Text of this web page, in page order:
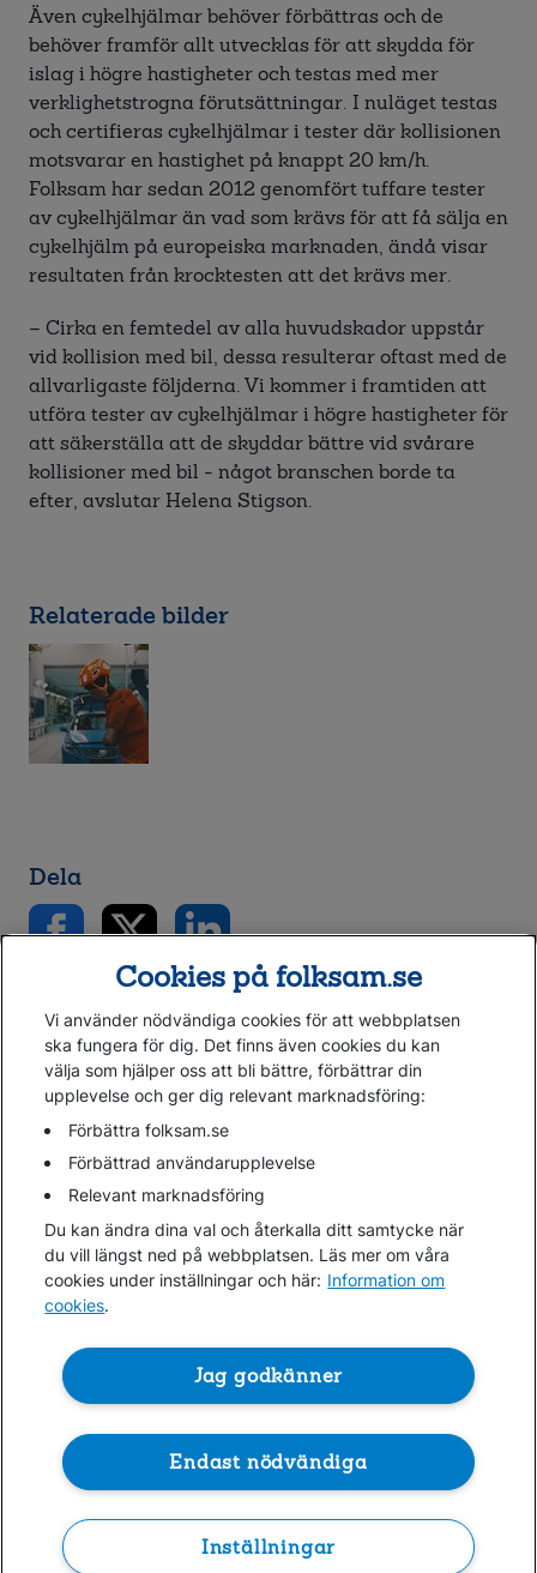
Även cykelhjälmar behöver förbättras och de
behöver framför allt utvecklas för att skydda för
islag i högre hastigheter och testas med mer
verklighetstrogna förutsättningar. I nuläget testas
och certifieras cykelhjälmar i tester där kollisionen
motsvarar en hastighet på knappt 20 km/h.
Folksam har sedan 2012 genomfört tuffare tester
av cykelhjälmar än vad som krävs för att få sälja en
cykelhjälm på europeiska marknaden, ändå visar
resultaten från krocktesten att det krävs mer.
– Cirka en femtedel av alla huvudskador uppstår
vid kollision med bil, dessa resulterar oftast med de
allvarligaste följderna. Vi kommer i framtiden att
utföra tester av cykelhjälmar i högre hastigheter för
att säkerställa att de skyddar bättre vid svårare
kollisioner med bil - något branschen borde ta
efter, avslutar Helena Stigson.
Relaterade bilder
Dela
Gå direkt till...
Folksam.se
Finansiell information
Lediga jobb
Cookies
Hantera cookies
Personuppgifter GDPR
Om penningtvättslagen
Cookies på folksam.se
Vi använder nödvändiga cookies för att webbplatsen
ska fungera för dig. Det finns även cookies du kan
välja som hjälper oss att bli bättre, förbättrar din
upplevelse och ger dig relevant marknadsföring:
Förbättra folksam.se
Förbättrad användarupplevelse
Relevant marknadsföring
Du kan ändra dina val och återkalla ditt samtycke när
du vill längst ned på webbplatsen. Läs mer om våra
cookies under inställningar och här: Information om
cookies.
Jag godkänner
Endast nödvändiga
Inställningar